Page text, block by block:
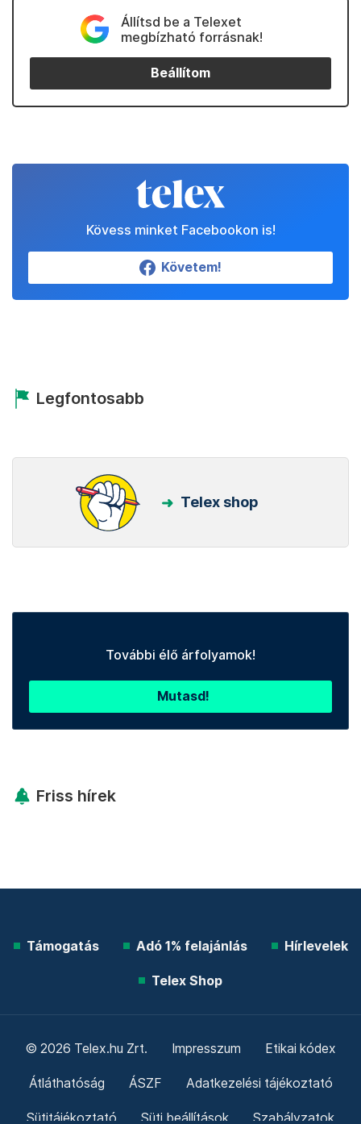
Állítsd be a Telexet
megbízható forrásnak!
Beállítom
Kövess minket Facebookon is!
Követem!
Legfontosabb
Telex shop
További élő árfolyamok!
Mutasd!
Friss hírek
Támogatás Adó 1% felajánlás Hírlevelek
Telex Shop
© 2026 Telex.hu Zrt. Impresszum Etikai kódex
Átláthatóság ÁSZF Adatkezelési tájékoztató
Sütitájékoztató Süti beállítások Szabályzatok